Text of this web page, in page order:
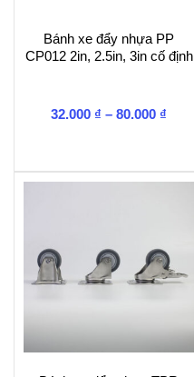
Bánh xe đẩy nhựa PP
CP012 2in, 2.5in, 3in cố định
32.000 ₫ – 80.000 ₫
đến